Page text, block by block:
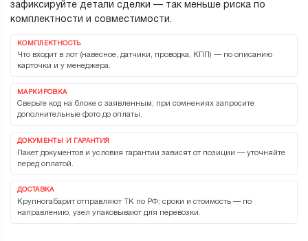
зафиксируйте детали сделки — так меньше риска по
комплектности и совместимости.
КОМПЛЕКТНОСТЬ
Что входит в лот (навесное, датчики, проводка, КПП) — по описанию
карточки и у менеджера.
МАРКИРОВКА
Сверьте код на блоке с заявленным; при сомнениях запросите
дополнительные фото до оплаты.
ДОКУМЕНТЫ И ГАРАНТИЯ
Пакет документов и условия гарантии зависят от позиции — уточняйте
перед оплатой.
ДОСТАВКА
Крупногабарит отправляют ТК по РФ; сроки и стоимость — по
направлению, узел упаковывают для перевозки.